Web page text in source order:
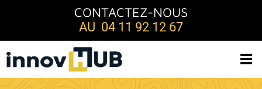
CONTACTEZ-NOUS
AU 04 11 92 12 67